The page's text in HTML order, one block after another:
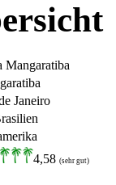
Mangaratiba
Janeiro
4,58 (sehr gut)